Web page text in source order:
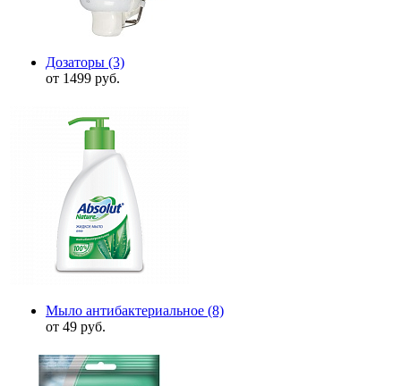
Дозаторы (3)
от 1499 руб.
Мыло антибактериальное (8)
от 49 руб.